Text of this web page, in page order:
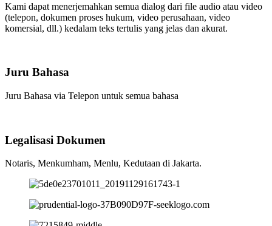
Kami dapat menerjemahkan semua dialog dari file audio atau video
(telepon, dokumen proses hukum, video perusahaan, video
komersial, dll.) kedalam teks tertulis yang jelas dan akurat.
Juru Bahasa
Juru Bahasa via Telepon untuk semua bahasa
Legalisasi Dokumen
Notaris, Menkumham, Menlu, Kedutaan di Jakarta.